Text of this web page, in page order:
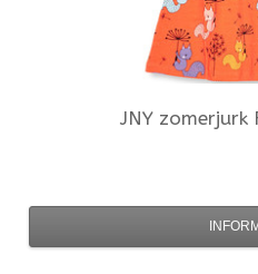
JNY zomerjurk